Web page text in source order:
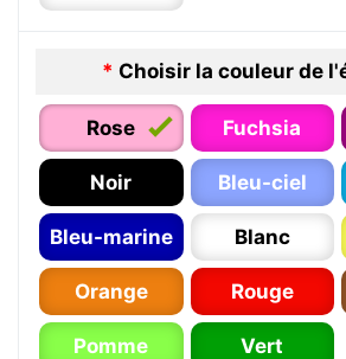
* Choisir la couleur de
Rose Fuchsia
Noir Bleu-ciel
Bleu-marine Blanc
Orange Rouge
Pomme Vert